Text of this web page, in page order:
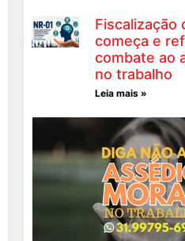
Fiscalização
começa e
combate ao
no trabalho
Leia mais »